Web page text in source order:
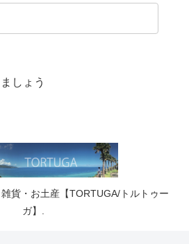
しょう
貨・お土産【TORTUGA/トルトゥー
ガ】.